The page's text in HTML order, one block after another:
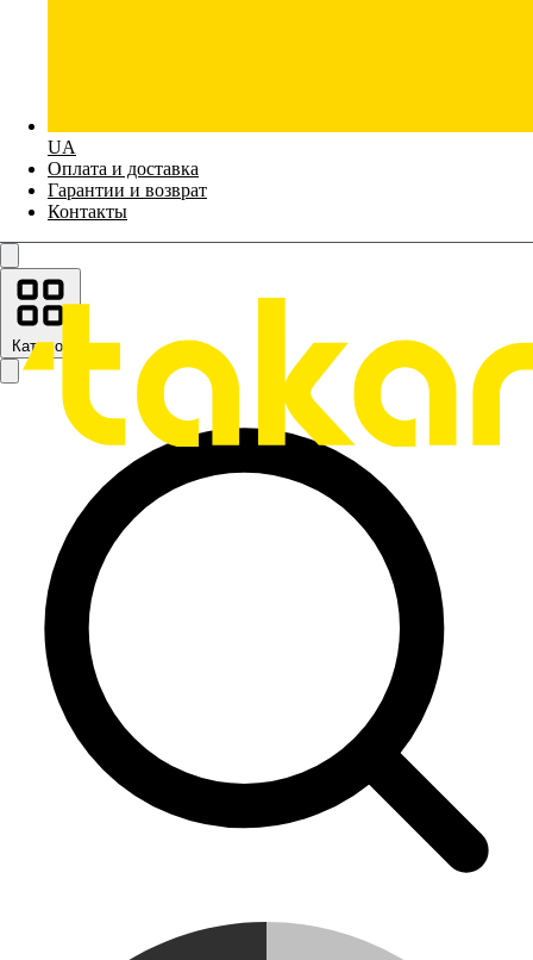
UA
Оплата и доставка
Гарантии и возврат
Контакты
Каталог